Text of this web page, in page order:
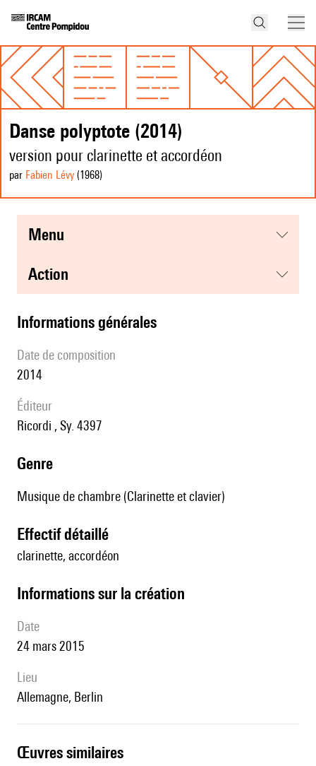
Danse polyptote (2014)
version pour clarinette et accordéon
par Fabien Lévy (1968)
menu
action
informations générales
date de composition
2014
éditeur
Ricordi , Sy. 4397
genre
Musique de chambre (Clarinette et clavier)
effectif détaillé
clarinette, accordéon
informations sur la création
date
24 mars 2015
lieu
Allemagne, Berlin
œuvres similaires